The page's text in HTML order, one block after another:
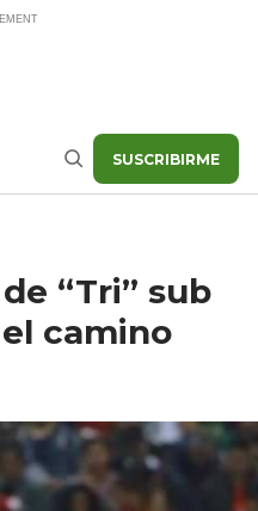
Buscar SUSCRIBIRME
“Tri” sub
camino